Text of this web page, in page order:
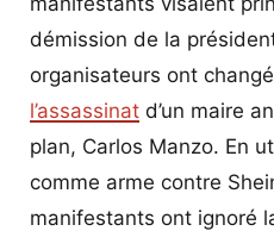
démission de la
organisateurs ont
l’assassinat d’un maire
plan, Carlos Manzo. En
comme arme contre
manifestants ont ignoré